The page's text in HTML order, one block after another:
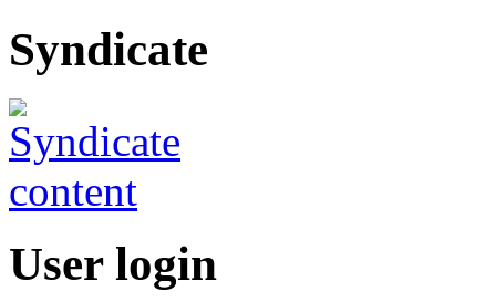
Syndicate
User login